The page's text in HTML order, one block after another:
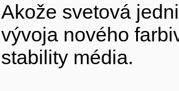
Akože svetová
vývoja nového
stability média.